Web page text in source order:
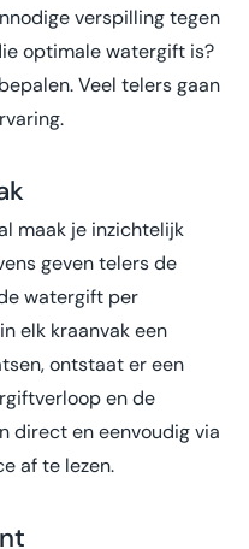
verspilling tegen
optimale watergift is?
Veel telers gaan
maak je inzichtelijk
geven telers de
watergift per
elk kraanvak een
ontstaat er een
en de
direct en eenvoudig via
af te lezen.